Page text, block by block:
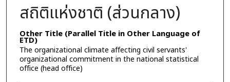
สถิติแห่งชาติ (ส่วนกลาง)
Other Title (Parallel Title in Other Language of
ETD)
The organizational climate affecting civil servants'
organizational commitment in the national statistical
office (head office)